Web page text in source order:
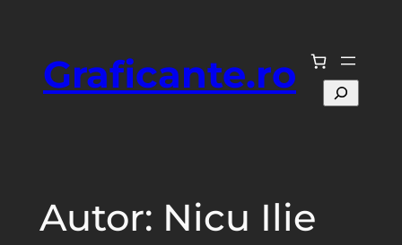
conținutGraficante.ro Caută
Autor: Nicu Ilie